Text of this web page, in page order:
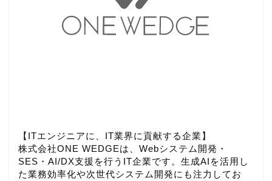
【ITエンジニアに、IT業界に貢献する企業】
株式会社ONE WEDGEは、Webシステム開発・
SES・AI/DX支援を行うIT企業です。生成AIを活用し
た業務効率化や次世代システム開発にも注力してお